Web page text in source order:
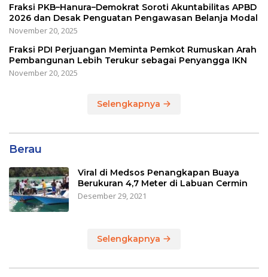
Fraksi PKB–Hanura–Demokrat Soroti Akuntabilitas APBD
2026 dan Desak Penguatan Pengawasan Belanja Modal
November 20, 2025
Fraksi PDI Perjuangan Meminta Pemkot Rumuskan Arah
Pembangunan Lebih Terukur sebagai Penyangga IKN
November 20, 2025
Selengkapnya
Berau
Viral di Medsos Penangkapan Buaya
Berukuran 4,7 Meter di Labuan Cermin
Desember 29, 2021
Selengkapnya